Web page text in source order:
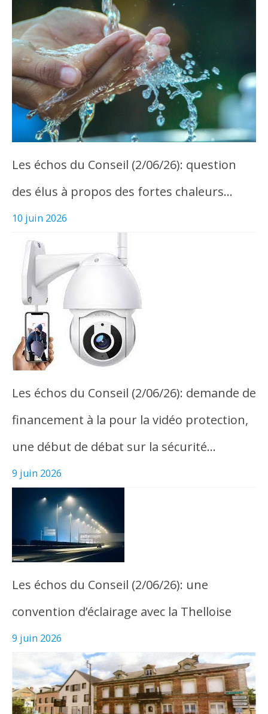
Les échos du Conseil (2/06/26): question
des élus à propos des fortes chaleurs…
10 juin 2026
Les échos du Conseil (2/06/26): demande de
financement à la pour la vidéo protection,
une début de débat sur la sécurité…
9 juin 2026
Les échos du Conseil (2/06/26): une
convention d’éclairage avec la Thelloise
9 juin 2026